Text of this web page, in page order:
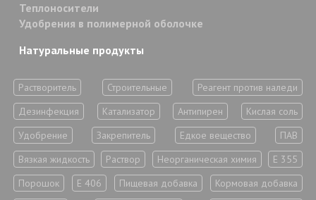
Теплоносители
Удобрения в полимерной оболочке
Натуральные продукты
Растворитель Строительные
Реагент против наледи
Дезинфекция
Катализатор Антипирен
Кислая соль
Удобрение
Закрепитель Едкое вещество
ПАВ
Вязкая жидкость
Раствор Неорганическая химия
Е 355
Порошок
Е 406 Пищевая добавка
Кормовая добавка